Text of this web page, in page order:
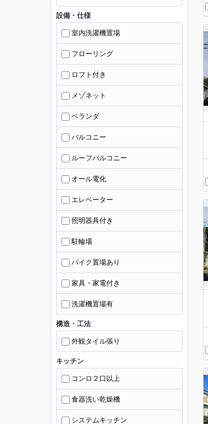
設備・仕様
室内洗濯機置場
フローリング
ロフト付き
メゾネット
ベランダ
バルコニー
ルーフバルコニー
オール電化
エレベーター
照明器具付き
駐輪場
バイク置場あり
家具・家電付き
洗濯機置場有
構造・工法
外観タイル張り
キッチン
コンロ２口以上
食器洗い乾燥機
システムキッチン